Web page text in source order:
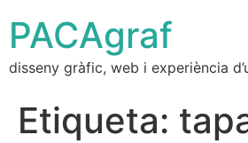
PACAgraf
disseny gràfic, web i experiència
Etiqueta: